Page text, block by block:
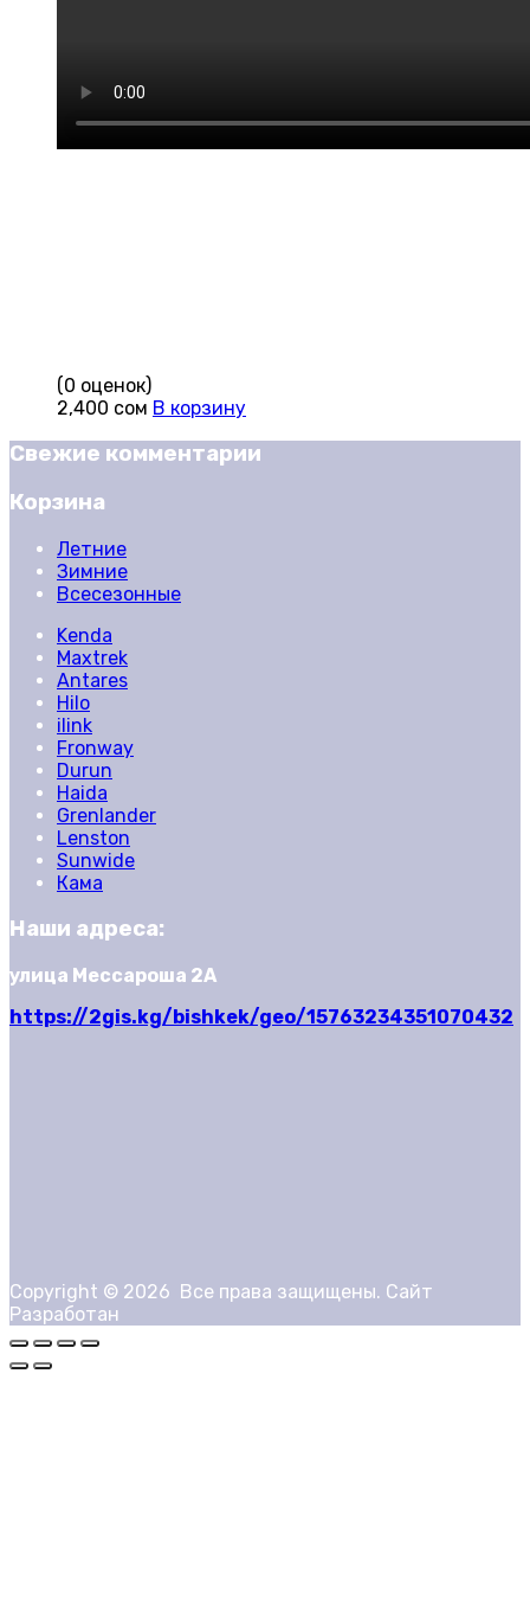
(0 оценок)
2,400 сом В корзину
Свежие комментарии
Корзина
Летние
Зимние
Всесезонные
Kenda
Maxtrek
Antares
Hilo
ilink
Fronway
Durun
Haida
Grenlander
Lenston
Sunwide
Кама
Наши адреса:
улица Мессароша 2А
https://2gis.kg/bishkek/geo/15763234351070432
Copyright © 2026 Все права защищены. Сайт
Разработан